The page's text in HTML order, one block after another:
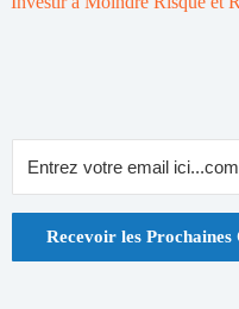
Recevoir les